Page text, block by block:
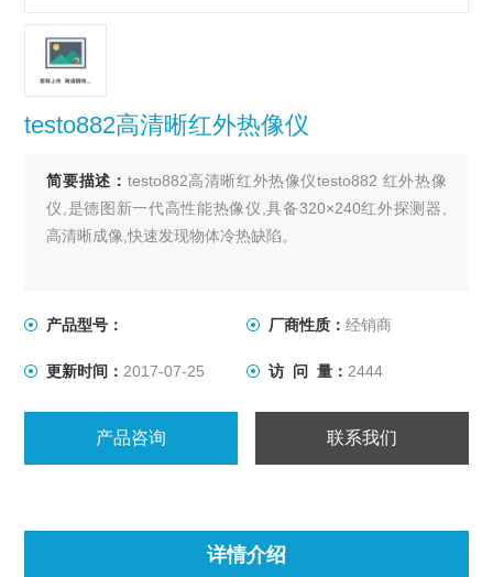
testo882高清晰红外热像仪
简要描述： testo882高清晰红外热像仪testo882 红外热像
仪,是德图新一代高性能热像仪,具备320×240红外探测器,
高清晰成像,快速发现物体冷热缺陷。
产品型号： 厂商性质： 经销商
更新时间： 2017-07-25 访 问 量： 2444
产品咨询 联系我们
详情介绍